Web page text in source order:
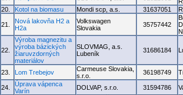
20.
Kotol na biomasu Mondi scp, a.s. 31637051
21.
Nová lakovňa H2 a
H2a
Volkswagen
Slovakia
35757442
22.
Výroba magnezitu a
výroba bázických
žiaruvzdorných
materiálov
SLOVMAG, a.s.
Lubeník
31686184
23. Lom Trebejov
Carmeuse Slovakia,
s.r.o.
36198749
24.
Úprava vápenca
Varín
DOLVAP, s.r.o. 31594786